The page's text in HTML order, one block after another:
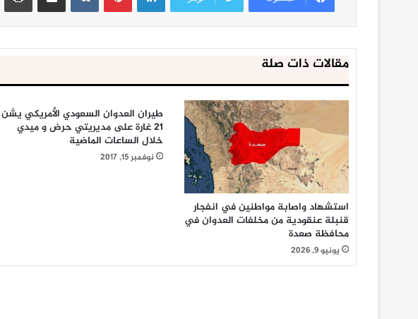
مقالات ذات صلة
استشهاد واصابة مواطنين في انفجار
قنبلة عنقودية من مخلفات العدوان في
محافظة صعدة
يونيو 9, 2026
طيران العدوان السعودي الأمريكي يشن
21 غارة على مديريتي حرض و ميدي
خلال الساعات الماضية
نوفمبر 15, 2017